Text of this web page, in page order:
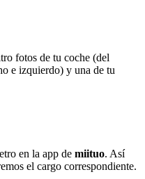
fotos de tu coche (del
e izquierdo) y una de tu
en la app de miituo. Así
el cargo correspondiente.